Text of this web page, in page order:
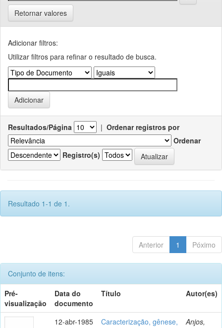
Retornar valores
Adicionar filtros:
Utilizar filtros para refinar o resultado de busca.
Resultados/Página | Ordenar registros por
Ordenar
Registro(s)
Resultado 1-1 de 1.
Anterior 1 Póximo
Conjunto de itens:
Pré-
visualização
Data do
documento
Título Autor(es)
12-abr-1985
Caracterização, gênese,
Anjos,